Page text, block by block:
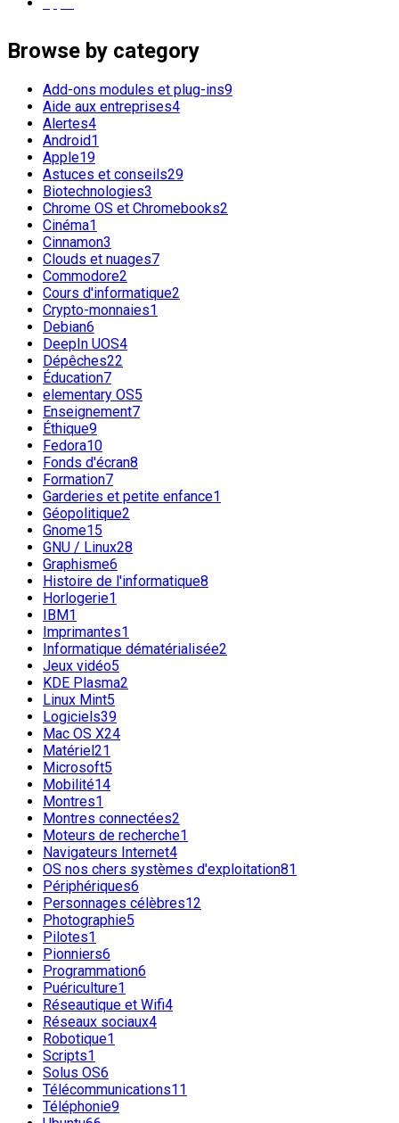
Browse by category
Add-ons modules et plug-ins9
Aide aux entreprises4
Alertes4
Android1
Apple19
Astuces et conseils29
Biotechnologies3
Chrome OS et Chromebooks2
Cinéma1
Cinnamon3
Clouds et nuages7
Commodore2
Cours d'informatique2
Crypto-monnaies1
Debian6
DeepIn UOS4
Dépêches22
Éducation7
elementary OS5
Enseignement7
Éthique9
Fedora10
Fonds d'écran8
Formation7
Garderies et petite enfance1
Géopolitique2
Gnome15
GNU / Linux28
Graphisme6
Histoire de l'informatique8
Horlogerie1
IBM1
Imprimantes1
Informatique dématérialisée2
Jeux vidéo5
KDE Plasma2
Linux Mint5
Logiciels39
Mac OS X24
Matériel21
Microsoft5
Mobilité14
Montres1
Montres connectées2
Moteurs de recherche1
Navigateurs Internet4
OS nos chers systèmes d'exploitation81
Périphériques6
Personnages célèbres12
Photographie5
Pilotes1
Pionniers6
Programmation6
Puériculture1
Réseautique et Wifi4
Réseaux sociaux4
Robotique1
Scripts1
Solus OS6
Télécommunications11
Téléphonie9